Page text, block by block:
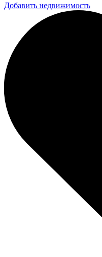
Добавить недвижимость